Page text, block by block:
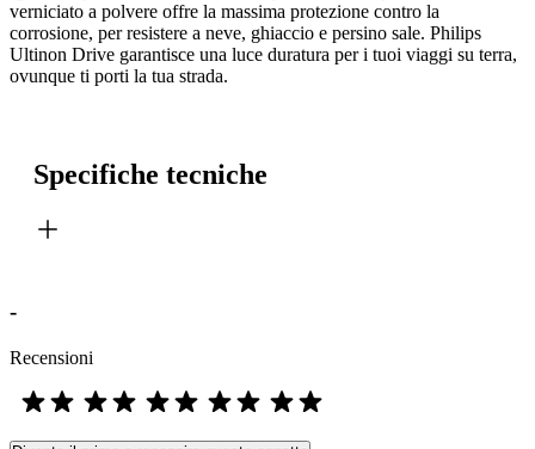
verniciato a polvere offre la massima protezione contro la
corrosione, per resistere a neve, ghiaccio e persino sale. Philips
Ultinon Drive garantisce una luce duratura per i tuoi viaggi su terra,
ovunque ti porti la tua strada.
Specifiche tecniche
-
Recensioni